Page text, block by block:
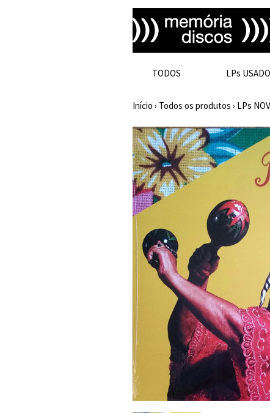
TODOS LPs
Início › Todos os produtos › LPs